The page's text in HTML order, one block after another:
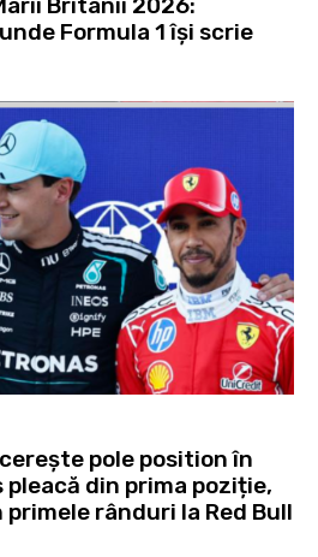
Formula 1 își scrie
pole position în
din prima poziție,
rânduri la Red Bull